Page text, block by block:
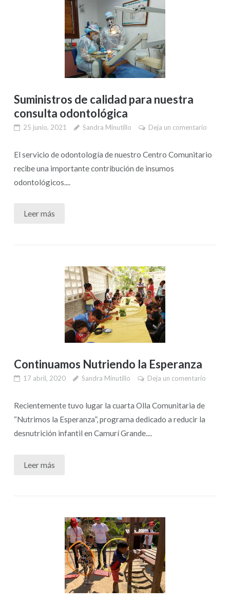
Suministros de calidad para nuestra
consulta odontológica
25 junio, 2021 Sandra Minutillo Deja un comentario
El servicio de odontología de nuestro Centro Comunitario
recibe una importante contribución de insumos
odontológicos....
Leer más
Continuamos Nutriendo la Esperanza
17 abril, 2020 Sandra Minutillo Deja un comentario
Recientemente tuvo lugar la cuarta Olla Comunitaria de
“Nutrimos la Esperanza”, programa dedicado a reducir la
desnutrición infantil en Camurí Grande....
Leer más